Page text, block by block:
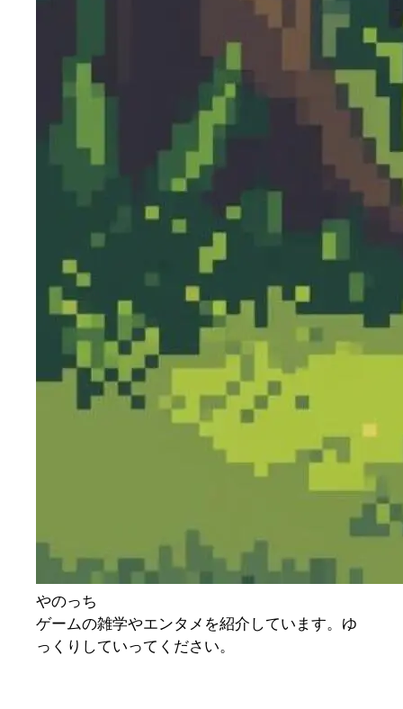
やのっち
ゲームの雑学やエンタメを紹介しています。ゆ
っくりしていってください。